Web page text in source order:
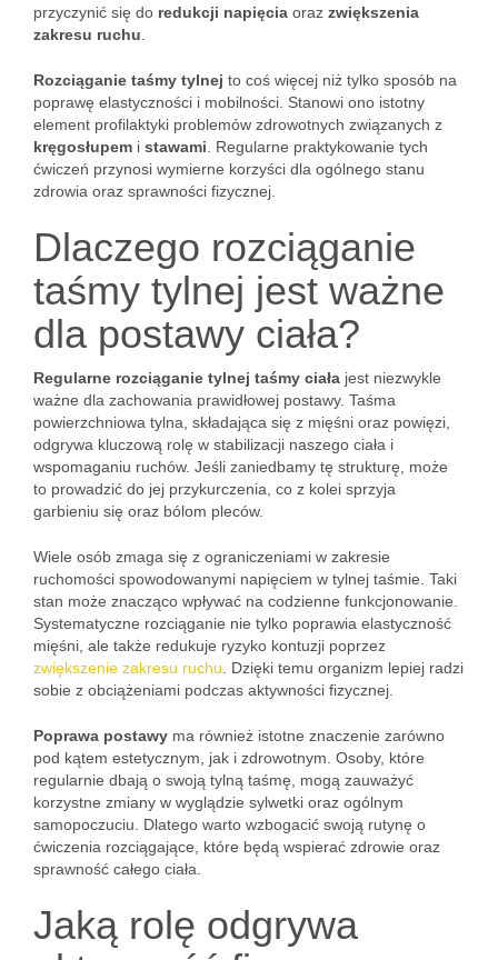
przyczynić się do redukcji napięcia oraz zwiększenia
zakresu ruchu
Rozciąganie taśmy tylnej to coś więcej niż tylko sposób na
poprawę elastyczności i mobilności. Stanowi ono istotny
element profilaktyki problemów zdrowotnych związanych z
kręgosłupem i stawami . Regularne praktykowanie tych
ćwiczeń przynosi wymierne korzyści dla ogólnego stanu
zdrowia oraz sprawności fizycznej.
Dlaczego rozciąganie
taśmy tylnej jest ważne
dla postawy ciała?
Regularne rozciąganie tylnej taśmy ciała jest niezwykle
ważne dla zachowania prawidłowej postawy. Taśma
powierzchniowa tylna, składająca się z mięśni oraz powięzi,
odgrywa kluczową rolę w stabilizacji naszego ciała i
wspomaganiu ruchów. Jeśli zaniedbamy tę strukturę, może
to prowadzić do jej przykurczenia, co z kolei sprzyja
garbieniu się oraz bólom pleców.
Wiele osób zmaga się z ograniczeniami w zakresie
ruchomości spowodowanymi napięciem w tylnej taśmie. Taki
stan może znacząco wpływać na codzienne funkcjonowanie.
Systematyczne rozciąganie nie tylko poprawia elastyczność
mięśni, ale także redukuje ryzyko kontuzji poprzez
zwiększenie zakresu ruchu . Dzięki temu organizm lepiej radzi
sobie z obciążeniami podczas aktywności fizycznej.
Poprawa postawy ma również istotne znaczenie zarówno
pod kątem estetycznym, jak i zdrowotnym. Osoby, które
regularnie dbają o swoją tylną taśmę, mogą zauważyć
korzystne zmiany w wyglądzie sylwetki oraz ogólnym
samopoczuciu. Dlatego warto wzbogacić swoją rutynę o
ćwiczenia rozciągające, które będą wspierać zdrowie oraz
sprawność całego ciała.
Jaką rolę odgrywa